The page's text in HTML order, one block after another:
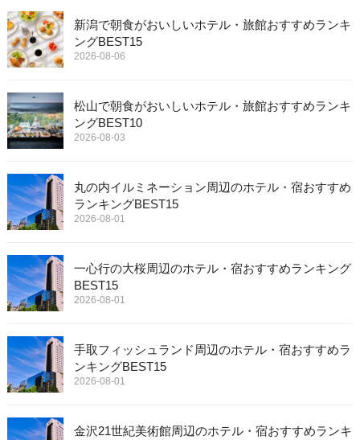
新潟で朝食がおいしいホテル・旅館おすすめランキ
ングBEST15
2026-08-06
松山で朝食がおいしいホテル・旅館おすすめランキ
ングBEST10
2026-08-03
丸の内イルミネーション周辺のホテル・宿おすすめ
ランキングBEST15
2026-08-01
一心行の大桜周辺のホテル・宿おすすめランキング
BEST15
2026-08-01
手取フィッシュランド周辺のホテル・宿おすすめラ
ンキングBEST15
2026-08-01
金沢21世紀美術館周辺のホテル・宿おすすめランキ